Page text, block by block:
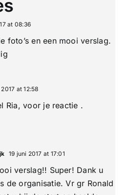
at 08:36
foto’s en een mooi verslag.
at 12:58
Ria, voor je reactie .
19 juni 2017 at 17:01
verslag!! Super! Dank u
de organisatie. Vr gr Ronald